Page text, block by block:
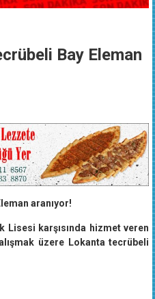
Bay Eleman
aranıyor!
Lisesi karşısında hizmet veren
üzere Lokanta tecrübeli